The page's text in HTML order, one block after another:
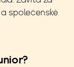
společenské